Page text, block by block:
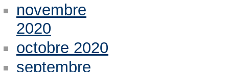
novembre
2020
octobre 2020
septembre